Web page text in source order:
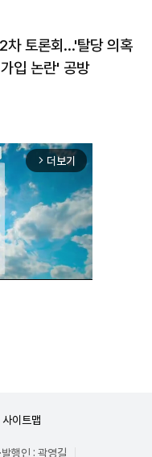
차 토론회…'탈당 의혹
입 논란' 공방
arrow_forward_ios 더보기
사이트맵
발행인 : 곽영길